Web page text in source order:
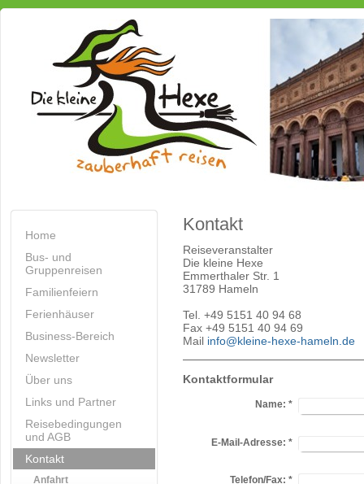
Home
Bus- und
Gruppenreisen
Familienfeiern
Ferienhäuser
Business-Bereich
Newsletter
Über uns
Links und Partner
Reisebedingungen
und AGB
Kontakt
Anfahrt
Kontakt
Reiseveranstalter
Die kleine Hexe
Emmerthaler Str. 1
31789 Hameln
Tel. +49 5151 40 94 68
Fax +49 5151 40 94 69
Mail info@kleine-hexe-hameln.de
Kontaktformular
Name: *
E-Mail-Adresse: *
Telefon/Fax: *